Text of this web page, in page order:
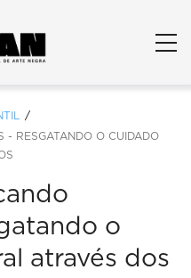
- RESGATANDO O CUIDADO
o
através dos